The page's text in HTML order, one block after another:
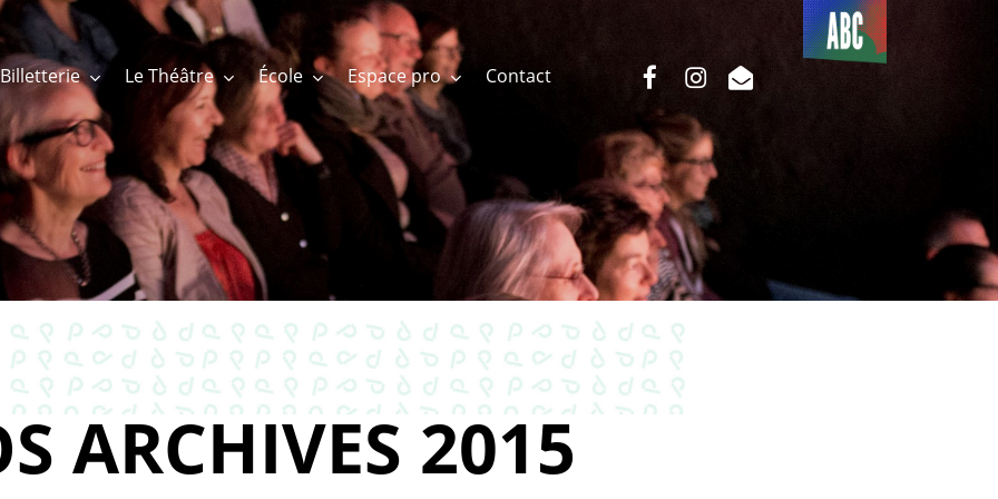
Billetterie Le Théâtre École Espace pro Contact
Du côté
de l’ABC
facebookinstagram
email
ARCHIVES 2015